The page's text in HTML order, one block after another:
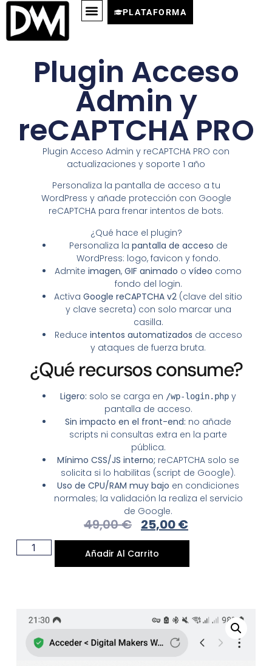
PLATAFORMA
Plugin Acceso
Admin y
reCAPTCHA PRO
Plugin Acceso Admin y reCAPTCHA PRO con
actualizaciones y soporte 1 año
Personaliza la pantalla de acceso a tu
WordPress y añade protección con Google
reCAPTCHA para frenar intentos de bots.
¿Qué hace el plugin?
Personaliza la pantalla de acceso de
WordPress: logo, favicon y fondo.
Admite imagen, GIF animado o vídeo como
fondo del login.
Activa Google reCAPTCHA v2 (clave del sitio
y clave secreta) con solo marcar una
casilla.
Reduce intentos automatizados de acceso
y ataques de fuerza bruta.
¿Qué recursos consume?
Ligero: solo se carga en /wp-login.php y
pantalla de acceso.
Sin impacto en el front-end: no añade
scripts ni consultas extra en la parte
pública.
Mínimo CSS/JS interno; reCAPTCHA solo se
solicita si lo habilitas (script de Google).
Uso de CPU/RAM muy bajo en condiciones
normales; la validación la realiza el servicio
de Google.
49,00€ 25,00€
Añadir Al Carrito